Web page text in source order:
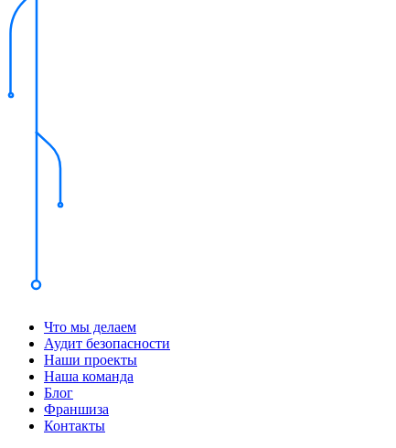
Что мы делаем
Аудит безопасности
Наши проекты
Наша команда
Блог
Франшиза
Контакты